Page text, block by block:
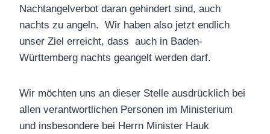
Nachtangelverbot daran gehindert sind, auch
nachts zu angeln. Wir haben also jetzt endlich
unser Ziel erreicht, dass auch in Baden-
Württemberg nachts geangelt werden darf.
Wir möchten uns an dieser Stelle ausdrücklich bei
allen verantwortlichen Personen im Ministerium
und insbesondere bei Herrn Minister Hauk